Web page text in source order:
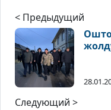
< Предыдущий
Следующий >